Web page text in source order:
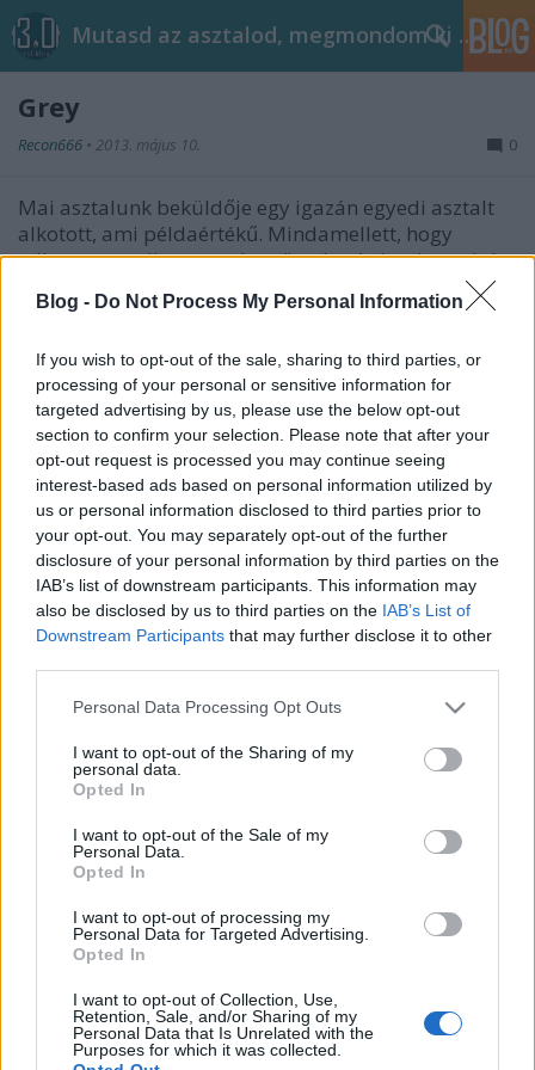
Blog - Do Not Process My Personal Information
If you wish to opt-out of the sale, sharing to third parties, or
processing of your personal or sensitive information for
targeted advertising by us, please use the below opt-out
section to confirm your selection. Please note that after your
opt-out request is processed you may continue seeing
interest-based ads based on personal information utilized by
us or personal information disclosed to third parties prior to
your opt-out. You may separately opt-out of the further
disclosure of your personal information by third parties on the
IAB’s list of downstream participants. This information may
also be disclosed by us to third parties on the IAB’s List of
Downstream Participants that may further disclose it to other
Please note that this website/app uses one or more Google
not limited to your visit or usage behaviour. You may click to
grant or deny consent to Google and its third-party tags to
use your data for below specified purposes in below Google
consent section.
Personal Data Processing Opt Outs
I want to opt-out of the Sharing of my
personal data.
Opted In
I want to opt-out of the Sale of my
Personal Data.
Opted In
I want to opt-out of processing my
Personal Data for Targeted Advertising.
Opted In
I want to opt-out of Collection, Use,
Retention, Sale, and/or Sharing of my
Personal Data that Is Unrelated with the
Purposes for which it was collected.
Mutasd az asztalod, megmondom ki vagy!
Grey
Recon666 • 2013. május 10. 0
Mai asztalunk beküldője egy igazán egyedi asztalt
alkotott, ami példaértékű. Mindamellett, hogy
teljesen egyedi az asztal, az összhatás is stimmel. A
tálca el van tüntetve, ahogy kell, felül dock van és a
benne lévő ikonok remekül beleilleszkednek a
Red BMW
Recon666 2013. május 08.
Következő asztalunk BMW koncepcióra épül. Van itt
BMW embléma a start gomb helyén, egy vörös BMW
háttérképnek, színben hozzá igazított minimalista
skinekkel, melyek stílusosan mutatnak. Az ikonok
ismét dockban vannak elrendezve, a Windows téma
egyedi, az összhatás…
Garden
Morcimarci "újabb" asztallal örvendeztetett meg
ugyan azt tudom mondani mint az előző asztalnál,
nem szeretem a dockot, szerintem a tálcára helyezett
ikonos megoldás igényesebb kinézetű, bár ez egyéni
megítélés. Viszont az ikonok…
Recon666•2013. május 07.